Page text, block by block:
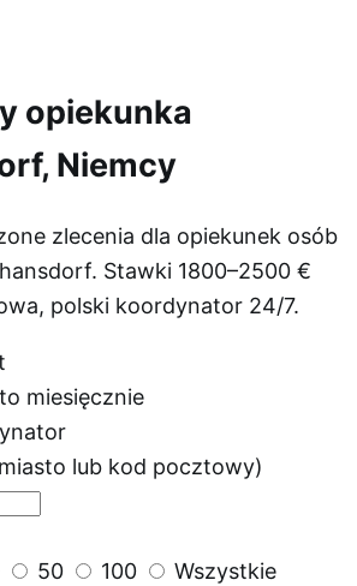
opiekunka
Niemcy
zlecenia dla opiekunek osób
Stawki 1800–2500 €
polski koordynator 24/7.
miesięcznie
lub kod pocztowy)
50 100
Wszystkie